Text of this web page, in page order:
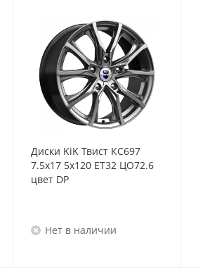
Диски KiK Твист КС697
7.5x17 5x120 ET32 ЦО72.6
цвет DP
Нет в наличии